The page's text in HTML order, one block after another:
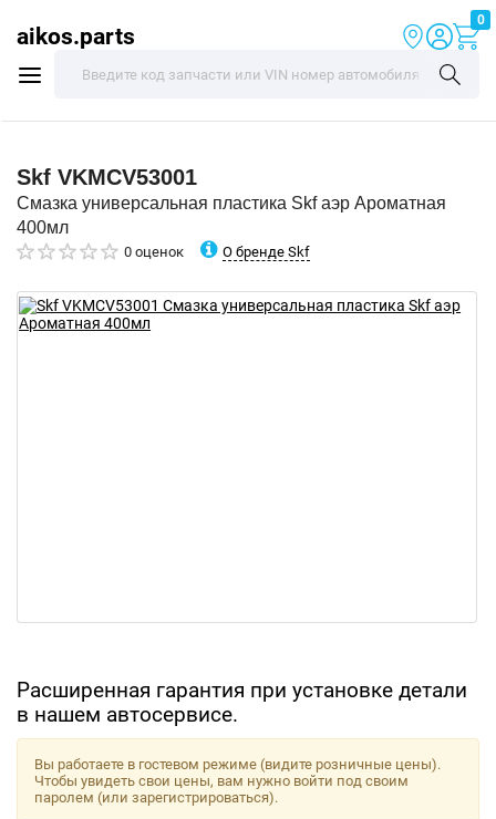
aikos.parts
0
Skf VKMCV53001
Смазка универсальная пластика Skf аэр Ароматная
400мл
0 оценок О бренде Skf
Расширенная гарантия при установке детали
в нашем автосервисе.
Вы работаете в гостевом режиме (видите розничные цены).
Чтобы увидеть свои цены, вам нужно войти под своим
паролем (или зарегистрироваться).